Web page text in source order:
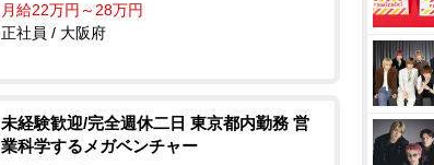
月給22万円～28万円
正社員 / 大阪府
未経験歓迎/完全週休二日 東京都内勤務 営
業科学するメガベンチャー